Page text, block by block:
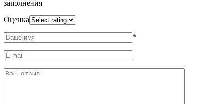
заполнения
Оценка
*